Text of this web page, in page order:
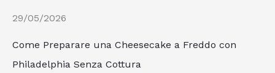
29/05/2026
Come Preparare una Cheesecake a Freddo con
Philadelphia Senza Cottura